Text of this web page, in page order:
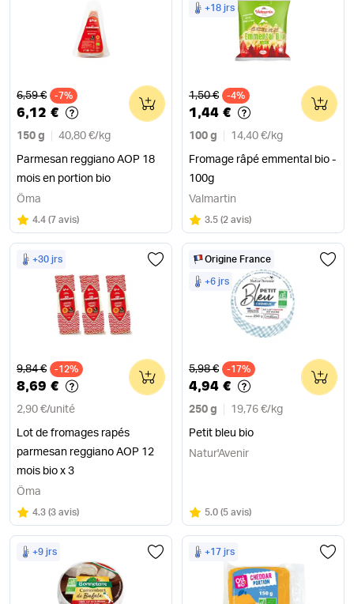
Ancien prix
6,59 € -7%
6,12 €
150 g 40,80 €/ kg
Parmesan reggiano AOP 18
mois en portion bio
0
Öma
Note
4.4 sur 5
(7 avis)
+18 jrs
Ancien prix
1,50 € -4%
1,44 €
100 g 14,40 €/ kg
Fromage râpé emmental bio -
100g
0
Valmartin
Note
3.5 sur 5
(2 avis)
+30 jrs
Ancien prix
9,84 € -12%
8,69 €
2,90 €/unité
Lot de fromages rapés
parmesan reggiano AOP 12
mois bio x 3
0
Öma
Note
4.3 sur 5
(3 avis)
Origine France
+6 jrs
Ancien prix
5,98 € -17%
4,94 €
250 g 19,76 €/ kg
Petit bleu bio
0
Natur'Avenir
Note
5.0 sur 5
(5 avis)
+9 jrs +17 jrs